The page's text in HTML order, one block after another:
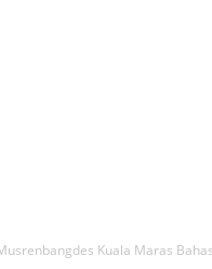
Kuala Maras